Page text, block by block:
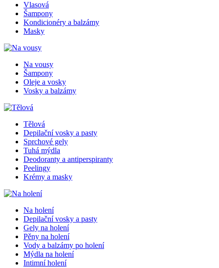
Vlasová
Šampony
Kondicionéry a balzámy
Masky
Na vousy
Šampony
Oleje a vosky
Vosky a balzámy
Tělová
Depilační vosky a pasty
Sprchové gely
Tuhá mýdla
Deodoranty a antiperspiranty
Peelingy
Krémy a masky
Na holení
Depilační vosky a pasty
Gely na holení
Pěny na holení
Vody a balzámy po holení
Mýdla na holení
Intimní holení